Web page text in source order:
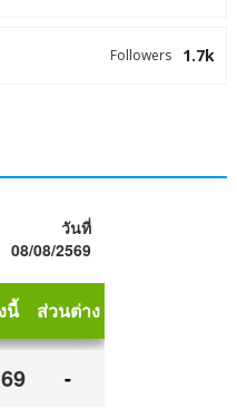
1.7k
Followers